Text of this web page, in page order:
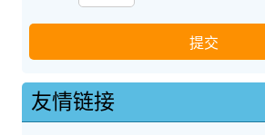
友情链接